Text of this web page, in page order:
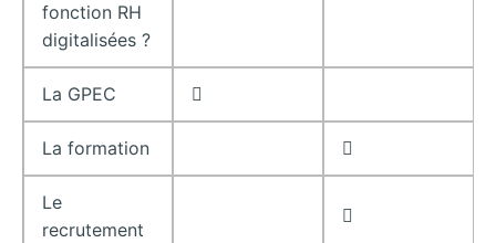
fonction RH
digitalisées ?
La GPEC 
La formation 
Le
recrutement
